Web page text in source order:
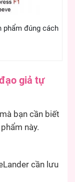
phẩm đúng cách
giả tự
bạn cần biết
này.
cần lưu